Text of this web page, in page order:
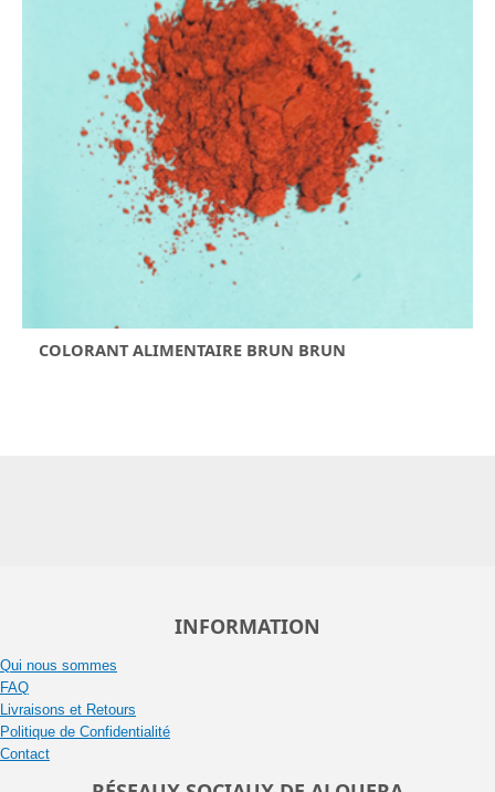
COLORANT ALIMENTAIRE BRUN BRUN
INFORMATION
Qui nous sommes
FAQ
Livraisons et Retours
Politique de Confidentialité
Contact